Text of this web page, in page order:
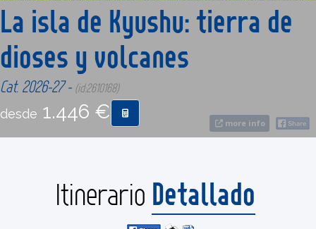
COMPRAR
more info
La isla de Kyushu: tierra de
dioses y volcanes
Cat. 2026-27 - (id:2610168)
desde 1.446 €
Itinerario Detallado